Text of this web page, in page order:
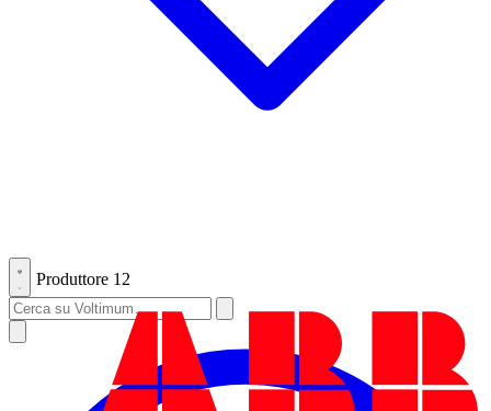
Produttore 12